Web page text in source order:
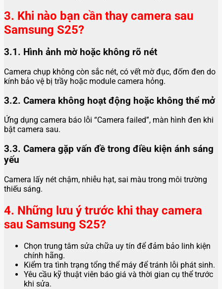
3. Khi nào bạn cần thay camera sau
Samsung S25?
3.1. Hình ảnh mờ hoặc không rõ nét
Camera chụp không còn sắc nét, có vết mờ đục, đốm đen do
kính bảo vệ bị trầy hoặc module camera hỏng.
3.2. Camera không hoạt động hoặc không thể mở
Ứng dụng camera báo lỗi “Camera failed”, màn hình đen khi
bật camera sau.
3.3. Camera gặp vấn đề trong điều kiện ánh sáng
yếu
Camera lấy nét chậm, nhiễu hạt, sai màu trong môi trường
thiếu sáng.
4. Những lưu ý trước khi thay camera
sau Samsung S25?
Chọn trung tâm sửa chữa uy tín để đảm bảo linh kiện
chính hãng.
Kiểm tra tình trạng tổng thể máy để tránh lỗi phát sinh.
Yêu cầu kỹ thuật viên báo giá và thời gian cụ thể trước
khi sửa.